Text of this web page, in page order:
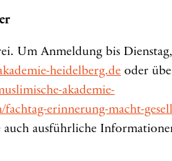
Um Anmeldung bis
heidelberg.de oder
akademie-
erinnerung-macht-
ausführliche